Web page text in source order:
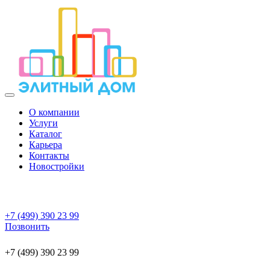
О компании
Услуги
Каталог
Карьера
Контакты
Новостройки
+7 (499) 390 23 99
Позвонить
+7 (499) 390 23 99